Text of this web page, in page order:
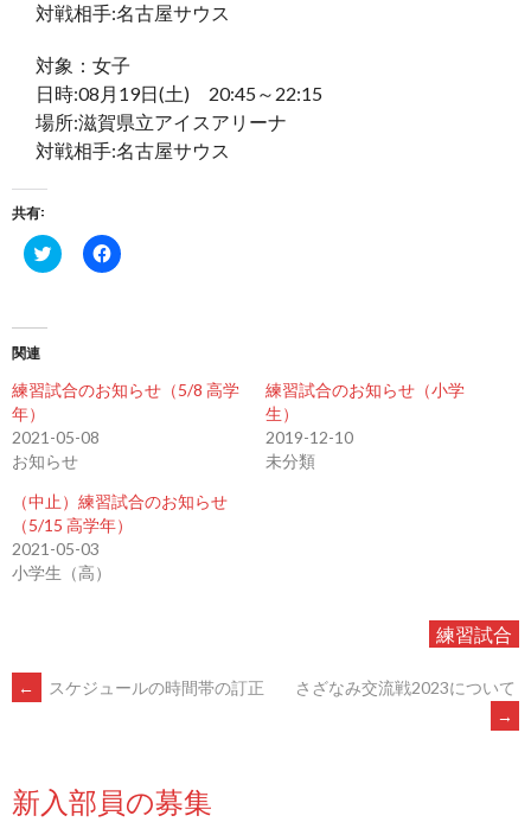
対戦相手:名古屋サウス
対象：女子
日時:08月19日(土) 20:45～22:15
場所:滋賀県立アイスアリーナ
対戦相手:名古屋サウス
共有:
ク
リ
有
(新
い
ウ
ィ
ド
ウ
で
開
き
ま
Facebook
で
リ
ッ
さ
い
(新
き
関連
練習試合のお知らせ（5/8 高学
年）
2021-05-08
お知らせ
練習試合のお知らせ（小学
生）
2019-12-10
未分類
（中止）練習試合のお知らせ
（5/15 高学年）
2021-05-03
小学生（高）
練習試合
POST
← スケジュールの時間帯の訂正
さざなみ交流戦2023について
→
新入部員の募集